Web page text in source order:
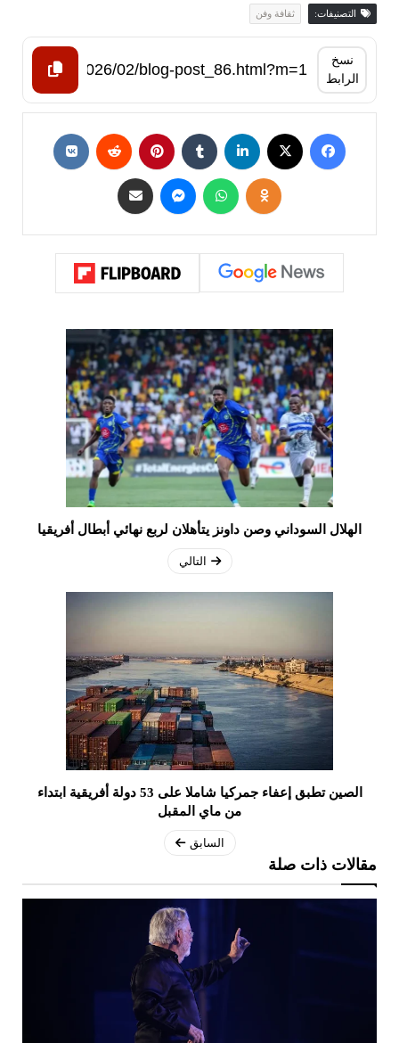
التصنيفات: ثقافة وفن
نسخ
الرابط
الهلال السوداني وصن داونز يتأهلان لربع نهائي أبطال أفريقيا
التالي
الصين تطبق إعفاء جمركيا شاملا على 53 دولة أفريقية ابتداء
من ماي المقبل
السابق
مقالات ذات صلة